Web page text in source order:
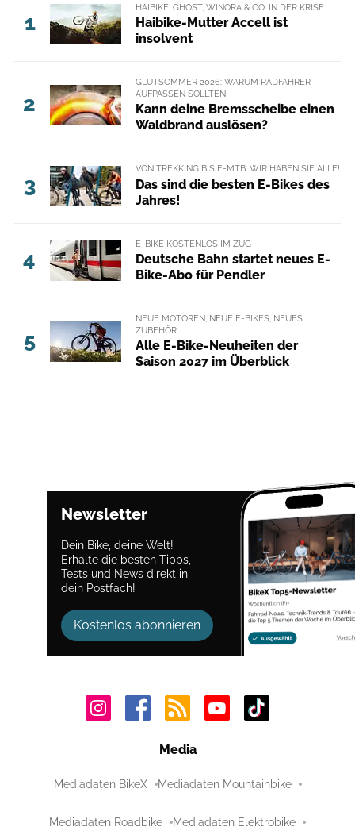
1
HAIBIKE, GHOST, WINORA & CO. IN DER KRISE
Haibike-Mutter Accell ist
insolvent
2
GLUTSOMMER 2026: WARUM RADFAHRER
AUFPASSEN SOLLTEN
Kann deine Bremsscheibe einen
Waldbrand auslösen?
3
VON TREKKING BIS E-MTB: WIR HABEN SIE ALLE!
Das sind die besten E-Bikes des
Jahres!
4
E-BIKE KOSTENLOS IM ZUG
Deutsche Bahn startet neues E-
Bike-Abo für Pendler
5
NEUE MOTOREN, NEUE E-BIKES, NEUES
ZUBEHÖR
Alle E-Bike-Neuheiten der
Saison 2027 im Überblick
Newsletter
Dein Bike, deine Welt!
Erhalte die besten Tipps,
Tests und News direkt in
dein Postfach!
Kostenlos abonnieren
Media
Mediadaten BikeX Mediadaten Mountainbike
Mediadaten Roadbike Mediadaten Elektrobike